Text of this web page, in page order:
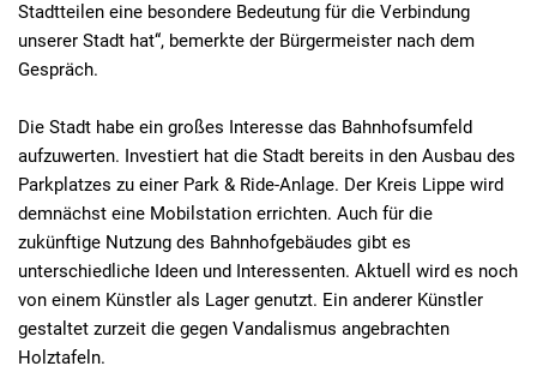
Stadtteilen eine besondere Bedeutung für die Verbindung
unserer Stadt hat“, bemerkte der Bürgermeister nach dem
Gespräch.
Die Stadt habe ein großes Interesse das Bahnhofsumfeld
aufzuwerten. Investiert hat die Stadt bereits in den Ausbau des
Parkplatzes zu einer Park & Ride-Anlage. Der Kreis Lippe wird
demnächst eine Mobilstation errichten. Auch für die
zukünftige Nutzung des Bahnhofgebäudes gibt es
unterschiedliche Ideen und Interessenten. Aktuell wird es noch
von einem Künstler als Lager genutzt. Ein anderer Künstler
gestaltet zurzeit die gegen Vandalismus angebrachten
Holztafeln.